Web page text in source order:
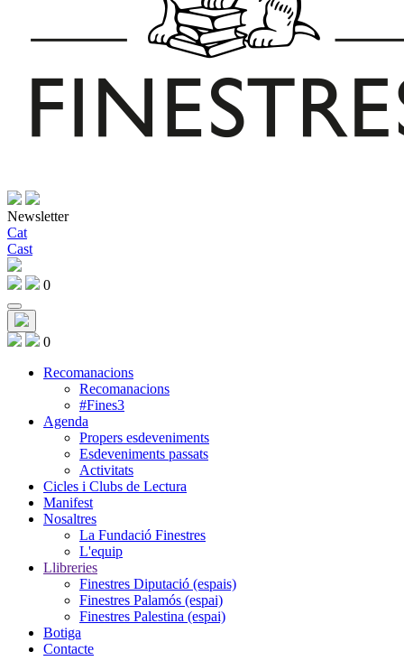
Newsletter
Cat
Cast
0
0
Recomanacions
Recomanacions
#Fines3
Agenda
Propers esdeveniments
Esdeveniments passats
Activitats
Cicles i Clubs de Lectura
Manifest
Nosaltres
La Fundació Finestres
L'equip
Llibreries
Finestres Diputació (espais)
Finestres Palamós (espai)
Finestres Palestina (espai)
Botiga
Contacte